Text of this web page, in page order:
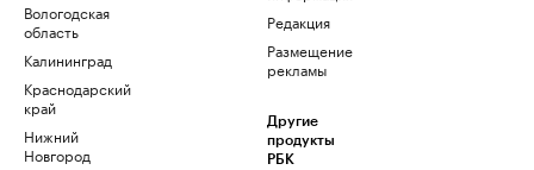
Вологодская
область
Калининград
Краснодарский
край
Нижний
Новгород
Редакция
Размещение
рекламы
Другие
продукты
РБК